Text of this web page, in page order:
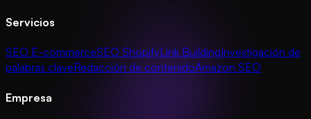
Servicios
SEO E-commerceSEO ShopifyLink BuildingInvestigación de
palabras claveRedacción de contenidoAmazon SEO
Empresa